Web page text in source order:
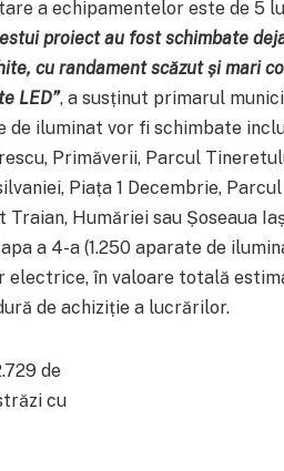
a echipamentelor este de 5
proiect au fost schimbate
cu randament scăzut și mari
LED”, a susținut primarul
de iluminat vor fi schimbate
Primăverii, Parcul
Piața 1 Decembrie,
Humăriei sau Șoseaua
a 4-a (1.250 aparate de
electrice, în valoare totală
de achiziție a lucrărilor.